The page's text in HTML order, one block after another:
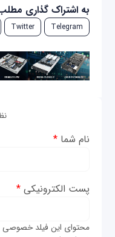
به اشتراک گذاری
Telegram
Twitter
نام شما*
پست الکترونیکی*
محتوای این فیلد